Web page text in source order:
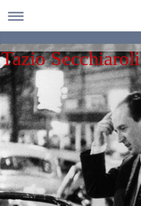
Tazio Secchiaroli